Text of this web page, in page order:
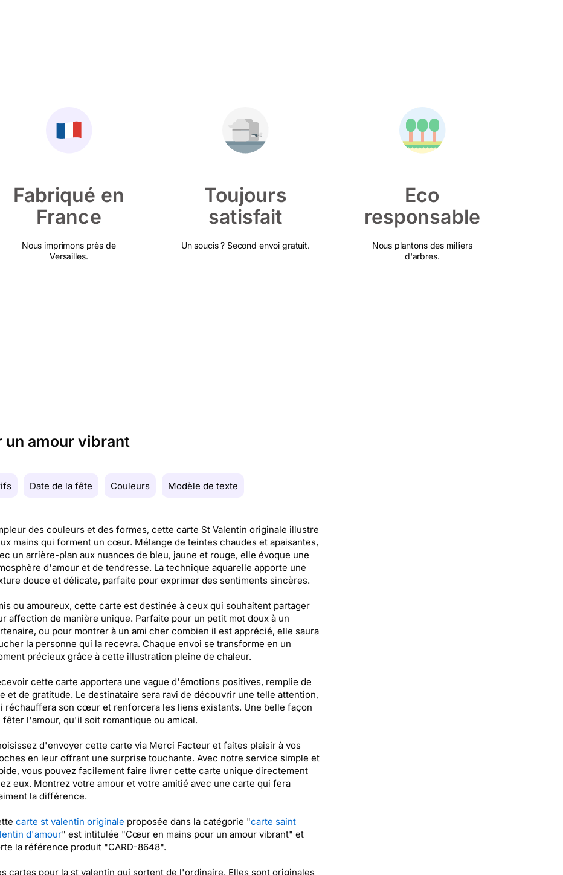
Fabriqué en
France
Nous imprimons près de
Versailles.
Toujours
satisfait
Un soucis ? Second envoi gratuit.
Eco
responsable
Nous plantons des milliers
d'arbres.
amour vibrant
Date de la fête Couleurs Modèle de texte
des couleurs et des formes, cette carte St Valentin originale illustre
mains qui forment un cœur. Mélange de teintes chaudes et apaisantes,
un arrière-plan aux nuances de bleu, jaune et rouge, elle évoque une
d'amour et de tendresse. La technique aquarelle apporte une
douce et délicate, parfaite pour exprimer des sentiments sincères.
ou amoureux, cette carte est destinée à ceux qui souhaitent partager
affection de manière unique. Parfaite pour un petit mot doux à un
ou pour montrer à un ami cher combien il est apprécié, elle saura
la personne qui la recevra. Chaque envoi se transforme en un
précieux grâce à cette illustration pleine de chaleur.
cette carte apportera une vague d'émotions positives, remplie de
et de gratitude. Le destinataire sera ravi de découvrir une telle attention,
réchauffera son cœur et renforcera les liens existants. Une belle façon
fêter l'amour, qu'il soit romantique ou amical.
d'envoyer cette carte via Merci Facteur et faites plaisir à vos
en leur offrant une surprise touchante. Avec notre service simple et
vous pouvez facilement faire livrer cette carte unique directement
eux. Montrez votre amour et votre amitié avec une carte qui fera
la différence.
carte st valentin originale proposée dans la catégorie "carte saint
d'amour" est intitulée "Cœur en mains pour un amour vibrant" et
la référence produit "CARD-8648".
cartes pour la st valentin qui sortent de l'ordinaire. Elles sont originales